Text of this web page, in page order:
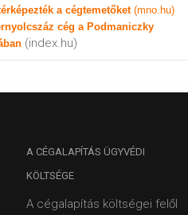
a cégtemetőket(mno.hu)
cég a Podmaniczky
(index.hu)
A CÉGALAPÍTÁS ÜGYVÉDI
KÖLTSÉGE
A cégalapítás költségei felől